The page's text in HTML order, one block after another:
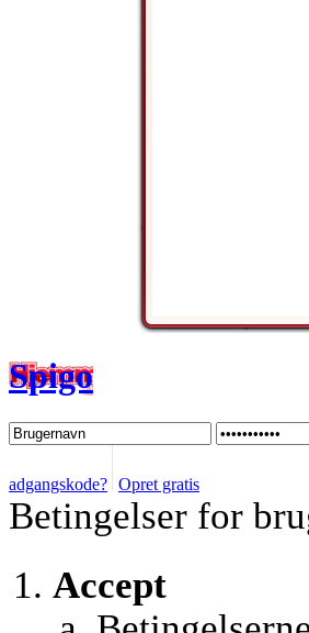
Spigo
adgangskode? Opret gratis
Betingelser for
Accept